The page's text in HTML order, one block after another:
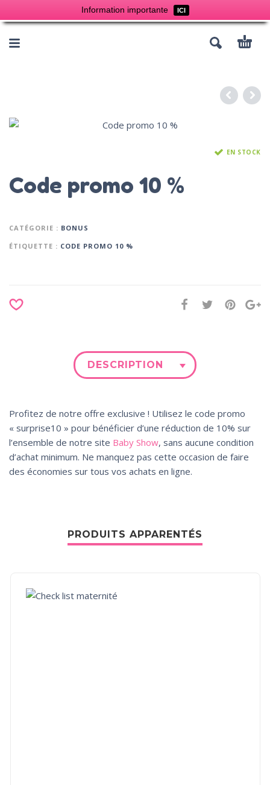
Information importante ICI
EN STOCK
Code promo 10 %
CATÉGORIE : BONUS
ÉTIQUETTE : CODE PROMO 10 %
DESCRIPTION
Profitez de notre offre exclusive ! Utilisez le code promo
« surprise10 » pour bénéficier d’une réduction de 10% sur
l’ensemble de notre site Baby Show, sans aucune condition
d’achat minimum. Ne manquez pas cette occasion de faire
des économies sur tous vos achats en ligne.
PRODUITS APPARENTÉS